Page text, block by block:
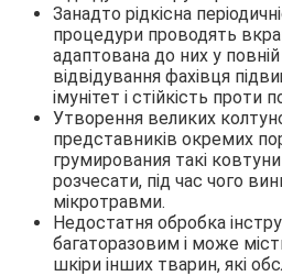
Занадто рідкісна
процедури проводять
адаптована до них у
відвідування фахівця
імунітет і стійкість проти
Утворення великих
представників окремих
грумирования такі ковтуни
розчесати, під час чого
мікротравми.
Недостатня обробка
багаторазовим і може
шкіри інших тварин, які